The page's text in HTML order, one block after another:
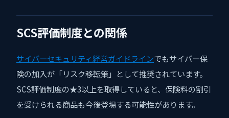
SCS評価制度との関係
サイバーセキュリティ経営ガイドラインでもサイバー保
険の加入が「リスク移転策」として推奨されています。
SCS評価制度の★3以上を取得していると、保険料の割引
を受けられる商品も今後登場する可能性があります。